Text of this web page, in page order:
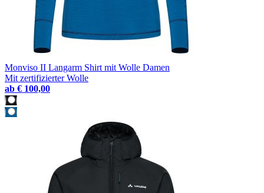
Monviso II Langarm Shirt mit Wolle Damen
Mit zertifizierter Wolle
ab € 100,00